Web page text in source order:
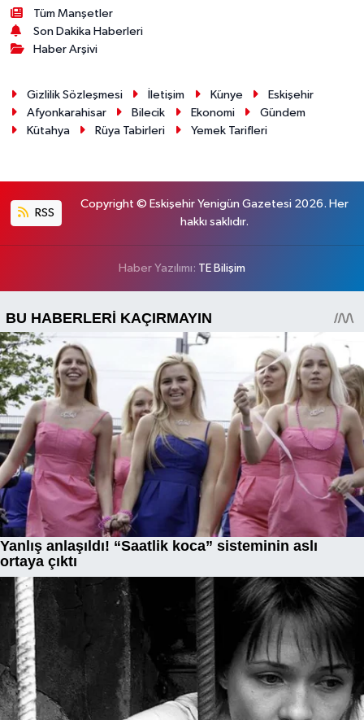
Tüm Manşetler
Son Dakika Haberleri
Haber Arşivi
Gizlilik Sözleşmesi İletişim Künye
Eskişehir
Afyonkarahisar
Bilecik Ekonomi
Gündem
Kütahya
Rüya Tabirleri Yemek Tarifleri
RSS
Copyright © Eskişehir Yenigün Gazetesi 2026. Her
hakkı saklıdır.
Haber Yazılımı: TE Bilişim